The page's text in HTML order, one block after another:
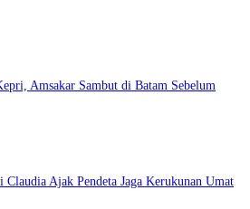
Amsakar Sambut di Batam Sebelum
Ajak Pendeta Jaga Kerukunan Umat